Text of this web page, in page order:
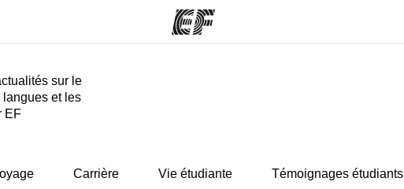
sur le
et les
EF
Carrière Vie étudiante Témoignages étudiants